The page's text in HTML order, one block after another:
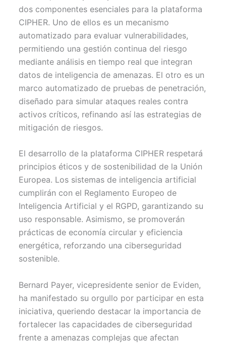
dos componentes esenciales para la plataforma
CIPHER. Uno de ellos es un mecanismo
automatizado para evaluar vulnerabilidades,
permitiendo una gestión continua del riesgo
mediante análisis en tiempo real que integran
datos de inteligencia de amenazas. El otro es un
marco automatizado de pruebas de penetración,
diseñado para simular ataques reales contra
activos críticos, refinando así las estrategias de
mitigación de riesgos.
El desarrollo de la plataforma CIPHER respetará
principios éticos y de sostenibilidad de la Unión
Europea. Los sistemas de inteligencia artificial
cumplirán con el Reglamento Europeo de
Inteligencia Artificial y el RGPD, garantizando su
uso responsable. Asimismo, se promoverán
prácticas de economía circular y eficiencia
energética, reforzando una ciberseguridad
sostenible.
Bernard Payer, vicepresidente senior de Eviden,
ha manifestado su orgullo por participar en esta
iniciativa, queriendo destacar la importancia de
fortalecer las capacidades de ciberseguridad
frente a amenazas complejas que afectan